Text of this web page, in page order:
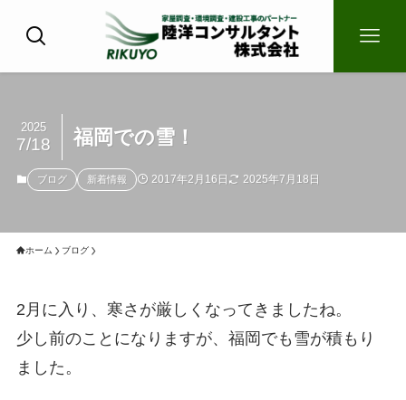
福岡での雪！
2025
7/18
ブログ 新着情報 2017年2月16日 2025年7月18日
ホーム ブログ
2月に入り、寒さが厳しくなってきましたね。
少し前のことになりますが、福岡でも雪が積もり
ました。